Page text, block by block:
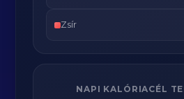
Zsír
NAPI KALÓRIACÉL